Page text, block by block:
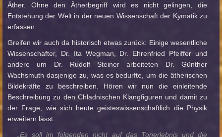
Äther. Ohne den Ätherbegriff wird es nicht gelingen, die
Entstehung der Welt in der neuen Wissenschaft der Kymatik zu
erfassen.
Greifen wir auch da historisch etwas zurück: Einige wesentliche
Wissenschafter, Dr. Ita Wegman, Dr. Ehrenfried Pfeiffer und
andere um Dr. Rudolf Steiner arbeiteten Dr. Günther
Wachsmuth dasjenige zu, was es bedurfte, um die ätherischen
Bildekräfte zu beschreiben. Hören wir nun die einleitende
Beschreibung zu den Chladnischen Klangfiguren und damit zu
der Frage, wie sich heute geisteswissenschaftlich die Physik
erweitern lässt:
„Es soll im folgenden nicht auf das Tonerlebnis und die